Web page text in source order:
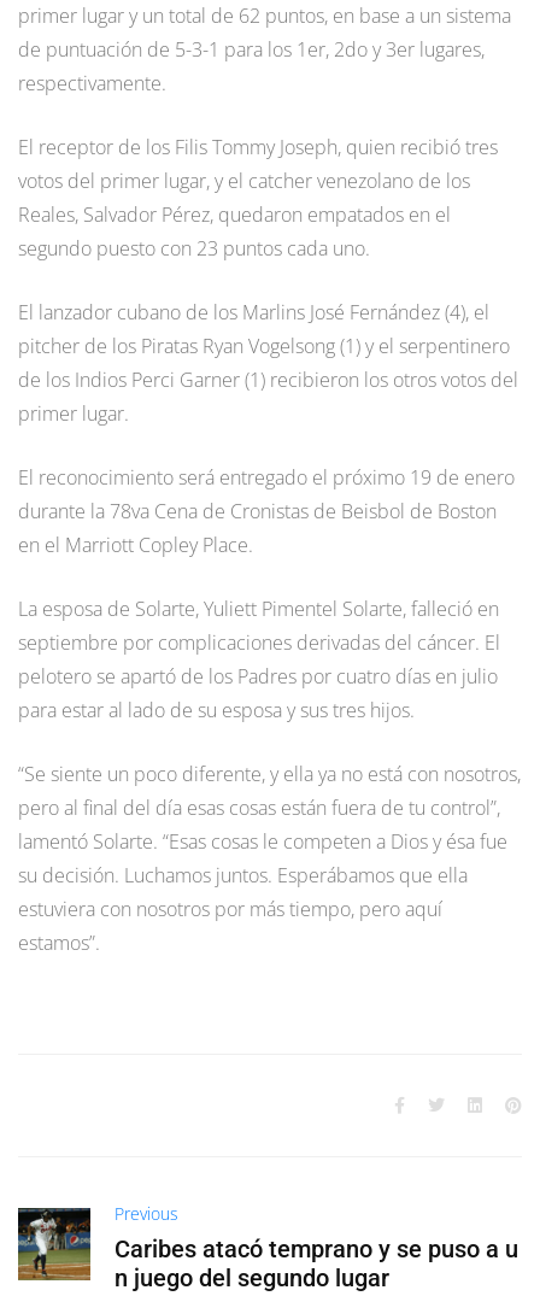
primer lugar y un total de 62 puntos, en base a un sistema
de puntuación de 5-3-1 para los 1er, 2do y 3er lugares,
respectivamente.
El receptor de los Filis Tommy Joseph, quien recibió tres
votos del primer lugar, y el catcher venezolano de los
Reales, Salvador Pérez, quedaron empatados en el
segundo puesto con 23 puntos cada uno.
El lanzador cubano de los Marlins José Fernández (4), el
pitcher de los Piratas Ryan Vogelsong (1) y el serpentinero
de los Indios Perci Garner (1) recibieron los otros votos del
primer lugar.
El reconocimiento será entregado el próximo 19 de enero
durante la 78va Cena de Cronistas de Beisbol de Boston
en el Marriott Copley Place.
La esposa de Solarte, Yuliett Pimentel Solarte, falleció en
septiembre por complicaciones derivadas del cáncer. El
pelotero se apartó de los Padres por cuatro días en julio
para estar al lado de su esposa y sus tres hijos.
“Se siente un poco diferente, y ella ya no está con nosotros,
pero al final del día esas cosas están fuera de tu control”,
lamentó Solarte. “Esas cosas le competen a Dios y ésa fue
su decisión. Luchamos juntos. Esperábamos que ella
estuviera con nosotros por más tiempo, pero aquí
estamos”.
Previous
Caribes atacó temprano y se puso a u
n juego del segundo lugar